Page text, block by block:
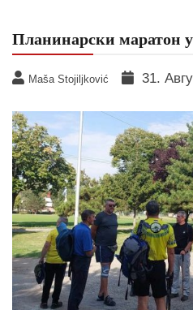
Планинарски маратон
Maša Stojiljković 31.